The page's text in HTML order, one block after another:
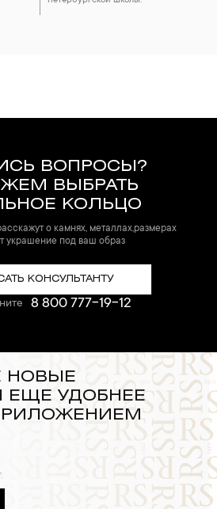
ВОПРОСЫ?
ВЫБРАТЬ
КОЛЬЦО
о камнях, металлах,размерах
украшение под ваш образ
КОНСУЛЬТАНТУ
8 800 777-19-12
НОВЫЕ
ЕЩЕ УДОБНЕЕ